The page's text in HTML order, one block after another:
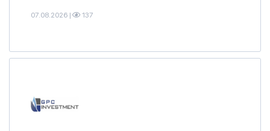
07.08.2026 | 137